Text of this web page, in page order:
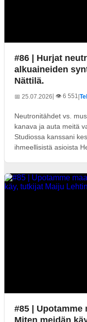
#86 | Hurjat
alkuaineiden
Nättilä.
📅 25.07.2026| 👁️ 6 551
Neutronitähdet vs.
kanava ja auta meitä
Studiossa kanssani
ihmeellisistä asioista
#85 | Upotamme
Miten meidän